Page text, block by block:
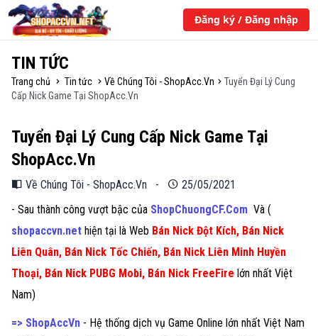
Đăng ký / Đăng nhập
TIN TỨC
Trang chủ Tin tức Về Chúng Tôi - ShopAcc.Vn
Tuyển Đại Lý Cung
Cấp Nick Game Tại ShopAcc.Vn
Tuyển Đại Lý Cung Cấp Nick Game Tại
ShopAcc.Vn
Về Chúng Tôi - ShopAcc.Vn -
25/05/2021
- Sau thành công vượt bậc của ShopChuongCF.Com Và (
shopaccvn.net hiện tại là Web Bán Nick Đột Kích, Bán Nick
Liên Quân, Bán Nick Tốc Chiến, Bán Nick Liên Minh Huyền
Thoại, Bán Nick PUBG Mobi, Bán Nick FreeFire lớn nhất Việt
Nam)
=> ShopAccVn - Hệ thống dịch vụ Game Online lớn nhất Việt Nam